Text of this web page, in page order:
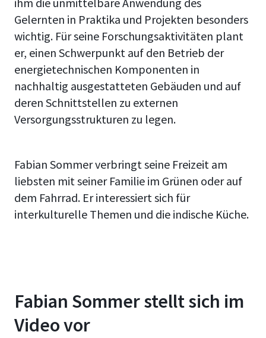
Gelernten in Praktika und Projekten besonders
wichtig. Für seine Forschungsaktivitäten plant
er, einen Schwerpunkt auf den Betrieb der
energietechnischen Komponenten in
nachhaltig ausgestatteten Gebäuden und auf
deren Schnittstellen zu externen
Versorgungsstrukturen zu legen.
Fabian Sommer verbringt seine Freizeit am
liebsten mit seiner Familie im Grünen oder auf
dem Fahrrad. Er interessiert sich für
interkulturelle Themen und die indische Küche.
Fabian Sommer stellt sich im
Video vor